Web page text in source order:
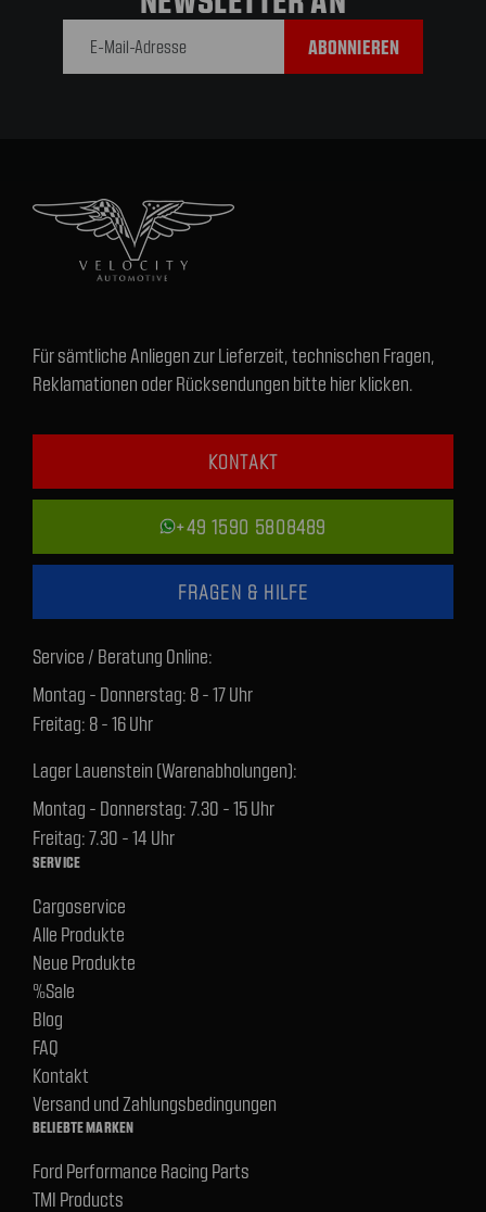
Für sämtliche Anliegen zur Lieferzeit, technischen Fragen,
Reklamationen oder Rücksendungen bitte hier klicken.
KONTAKT
+49 1590 5808489
FRAGEN & HILFE
Service / Beratung Online:
Montag - Donnerstag: 8 - 17 Uhr
Freitag: 8 - 16 Uhr
Lager Lauenstein (Warenabholungen):
Montag - Donnerstag: 7.30 - 15 Uhr
Freitag: 7.30 - 14 Uhr
SERVICE
Cargoservice
Alle Produkte
Neue Produkte
%Sale
Blog
FAQ
Kontakt
Versand und Zahlungsbedingungen
BELIEBTE MARKEN
Ford Performance Racing Parts
TMI Products